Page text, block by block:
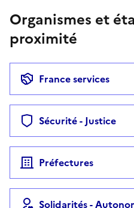
Organismes et
proximité
France services
Sécurité - Justice
Préfectures
Solidarités -